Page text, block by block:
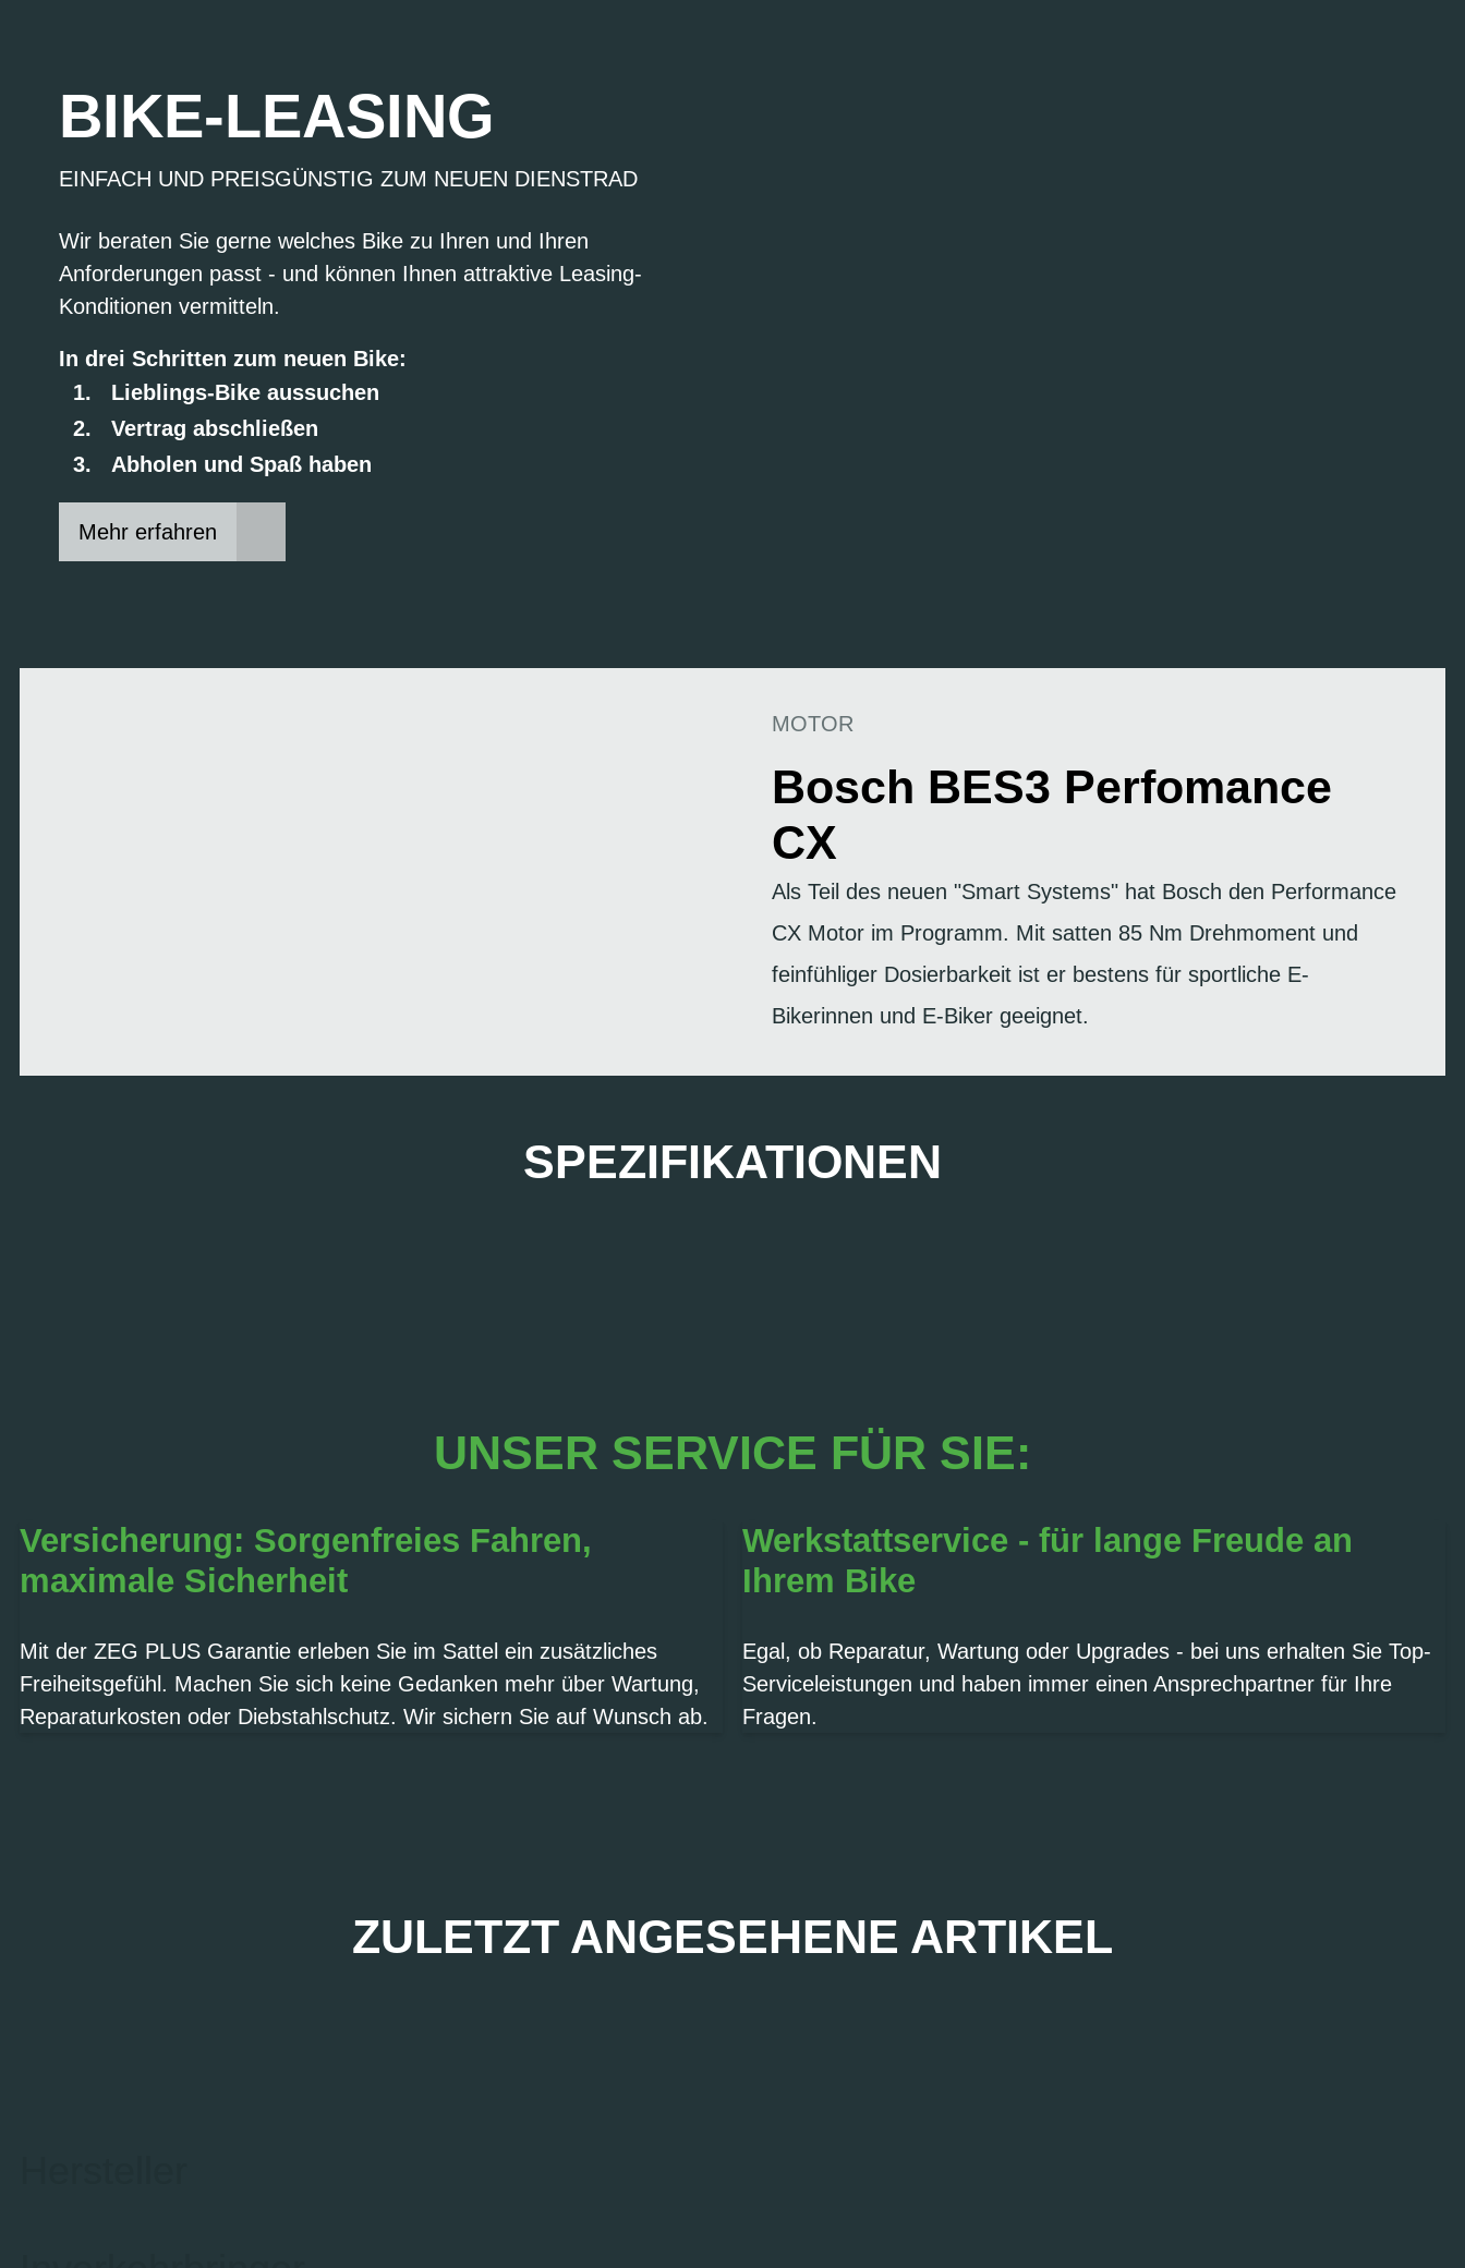
BIKE-LEASING
EINFACH UND PREISGÜNSTIG ZUM NEUEN DIENSTRAD
Wir beraten Sie gerne welches Bike zu Ihren und Ihren
Anforderungen passt - und können Ihnen attraktive Leasing-
Konditionen vermitteln.
In drei Schritten zum neuen Bike:
Lieblings-Bike aussuchen
Vertrag abschließen
Abholen und Spaß haben
Mehr erfahren
MOTOR
Bosch BES3 Perfomance
CX
Als Teil des neuen "Smart Systems" hat Bosch den Performance
CX Motor im Programm. Mit satten 85 Nm Drehmoment und
feinfühliger Dosierbarkeit ist er bestens für sportliche E-
Bikerinnen und E-Biker geeignet.
SPEZIFIKATIONEN
UNSER SERVICE FÜR SIE:
Versicherung: Sorgenfreies Fahren,
maximale Sicherheit
Mit der ZEG PLUS Garantie erleben Sie im Sattel ein zusätzliches
Freiheitsgefühl. Machen Sie sich keine Gedanken mehr über Wartung,
Reparaturkosten oder Diebstahlschutz. Wir sichern Sie auf Wunsch ab.
Werkstattservice - für lange Freude an
Ihrem Bike
Egal, ob Reparatur, Wartung oder Upgrades - bei uns erhalten Sie Top-
Serviceleistungen und haben immer einen Ansprechpartner für Ihre
Fragen.
ZULETZT ANGESEHENE ARTIKEL